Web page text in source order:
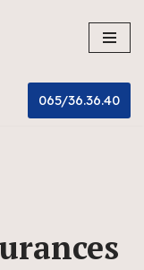
065/36.36.40